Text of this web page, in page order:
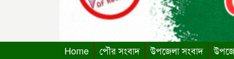
Home পৌর সংবাদ উপজেলা সংবাদ